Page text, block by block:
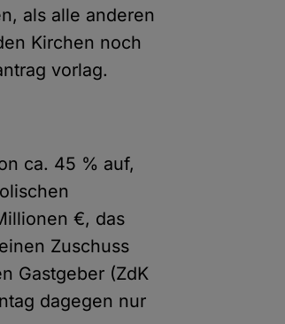
als alle anderen
Kirchen noch
vorlag.
ca. 45 % auf,
€, das
Zuschuss
Gastgeber (ZdK
dagegen nur